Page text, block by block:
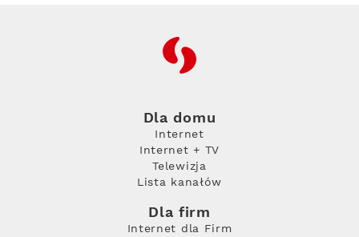
RFC
Dla domu
Internet
Internet + TV
Telewizja
Lista kanałów
Dla firm
Internet dla Firm